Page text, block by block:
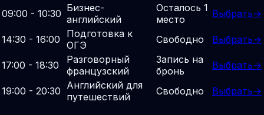
09:00 - 10:30 Бизнес-
английский
Осталось 1
место
Выбрать→
14:30 - 16:00
Подготовка к
ОГЭ
Свободно Выбрать→
17:00 - 18:30
Разговорный
французский
Запись на
бронь
Выбрать→
19:00 - 20:30 Английский для
путешествий
Свободно Выбрать→